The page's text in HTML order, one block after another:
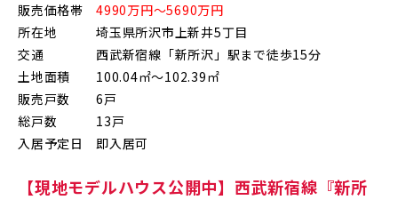
上尾市(2)
蕨市(0)
朝霞市(1)
志木市(0)
和光市(1)
新座市(2)
富士見市(0)
販売価格帯
4990万円～5690万円
所在地
埼玉県所沢市上新井5丁目
交通
西武新宿線「新所沢」駅まで徒歩15分
土地面積
100.04㎡～102.39㎡
販売戸数
6戸
総戸数
13戸
入居予定日
即入居可
【現地モデルハウス公開中】西武新宿線『新所